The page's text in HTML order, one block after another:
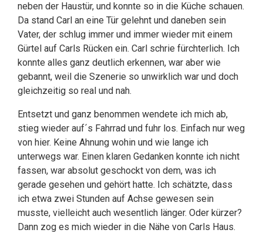
neben der Haustür, und konnte so in die Küche schauen.
Da stand Carl an eine Tür gelehnt und daneben sein
Vater, der schlug immer und immer wieder mit einem
Gürtel auf Carls Rücken ein. Carl schrie fürchterlich. Ich
konnte alles ganz deutlich erkennen, war aber wie
gebannt, weil die Szenerie so unwirklich war und doch
gleichzeitig so real und nah.
Entsetzt und ganz benommen wendete ich mich ab,
stieg wieder auf´s Fahrrad und fuhr los. Einfach nur weg
von hier. Keine Ahnung wohin und wie lange ich
unterwegs war. Einen klaren Gedanken konnte ich nicht
fassen, war absolut geschockt von dem, was ich
gerade gesehen und gehört hatte. Ich schätzte, dass
ich etwa zwei Stunden auf Achse gewesen sein
musste, vielleicht auch wesentlich länger. Oder kürzer?
Dann zog es mich wieder in die Nähe von Carls Haus.